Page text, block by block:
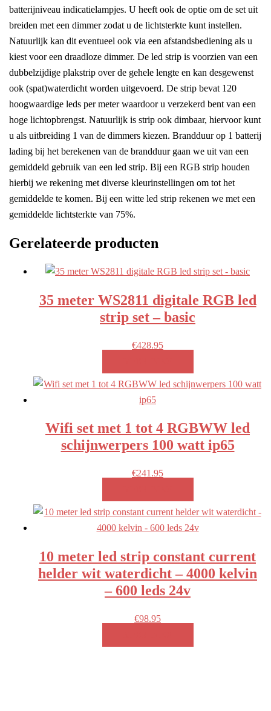
batterijniveau indicatielampjes. U heeft ook de optie om de set uit
breiden met een dimmer zodat u de lichtsterkte kunt instellen.
Natuurlijk kan dit eventueel ook via een afstandsbediening als u
kiest voor een draadloze dimmer. De led strip is voorzien van een
dubbelzijdige plakstrip over de gehele lengte en kan desgewenst
ook (spat)waterdicht worden uitgevoerd. De strip bevat 120
hoogwaardige leds per meter waardoor u verzekerd bent van een
hoge lichtopbrengst. Natuurlijk is strip ook dimbaar, hiervoor kunt
u als uitbreiding 1 van de dimmers kiezen. Brandduur op 1 batterij
lading bij het berekenen van de brandduur gaan we uit van een
gemiddeld gebruik van een led strip. Bij een RGB strip houden
hierbij we rekening met diverse kleurinstellingen om tot het
gemiddelde te komen. Bij een witte led strip rekenen we met een
gemiddelde lichtsterkte van 75%.
Gerelateerde producten
35 meter WS2811 digitale RGB led
strip set – basic
€428.95
Wifi set met 1 tot 4 RGBWW led
schijnwerpers 100 watt ip65
€241.95
10 meter led strip constant current
helder wit waterdicht – 4000 kelvin
– 600 leds 24v
€98.95